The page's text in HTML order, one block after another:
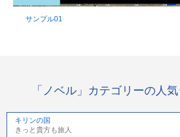
サンプル01
「ノベル」カテゴリーの人
キリンの国
きっと貴方も旅人